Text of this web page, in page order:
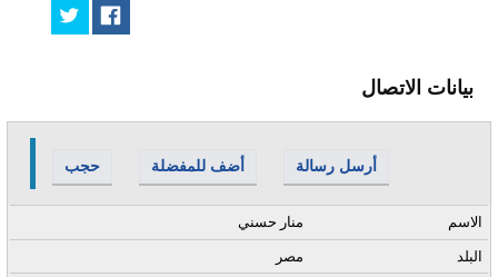
بيانات الاتصال
حجب أضف للمفضلة أرسل رسالة
منار حسني الاسم
مصر البلد